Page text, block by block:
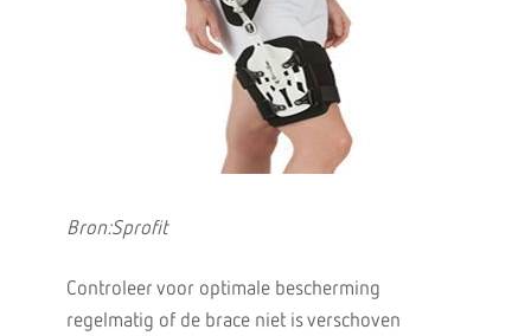
Bron:Sprofit
Controleer voor optimale bescherming
regelmatig of de brace niet is verschoven